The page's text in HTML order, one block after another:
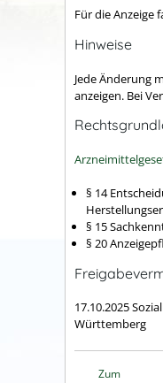
Für die Anzeige
Hinweise
Jede Änderung
anzeigen. Bei
§ 14
§ 15
§ 20
17.10.2025
Württemberg
Zum